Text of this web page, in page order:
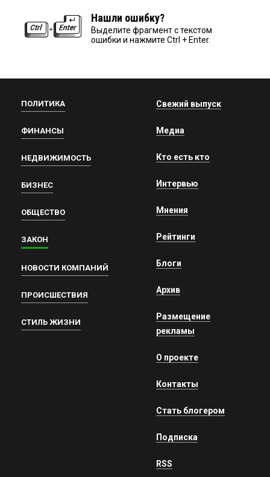
Нашли ошибку?
Выделите фрагмент с текстом
ошибки и нажмите Ctrl + Enter.
ПОЛИТИКА
ФИНАНСЫ
НЕДВИЖИМОСТЬ
БИЗНЕС
ОБЩЕСТВО
ЗАКОН
НОВОСТИ КОМПАНИЙ
ПРОИСШЕСТВИЯ
СТИЛЬ ЖИЗНИ
Свежий выпуск
Медиа
Кто есть кто
Интервью
Мнения
Рейтинги
Блоги
Архив
Размещение
рекламы
О проекте
Контакты
Стать блогером
Подписка
RSS